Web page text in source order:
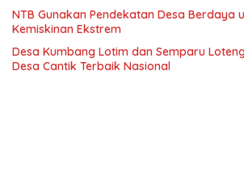
NTB Gunakan Pendekatan Desa Berdaya
Kemiskinan Ekstrem
Desa Kumbang Lotim dan Semparu
Desa Cantik Terbaik Nasional